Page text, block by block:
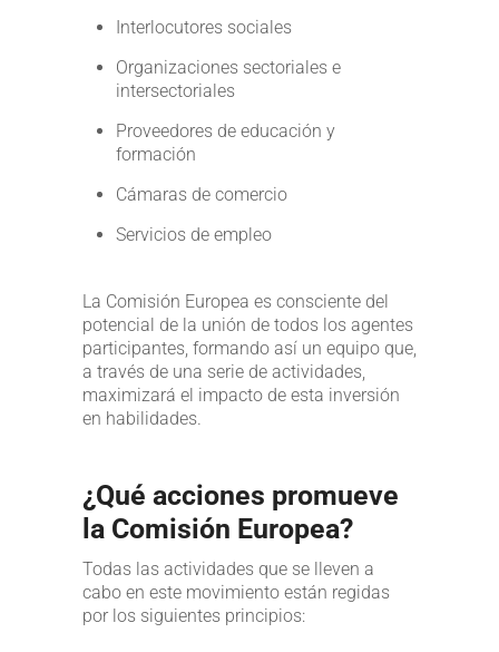
Interlocutores sociales
Organizaciones sectoriales e
intersectoriales
Proveedores de educación y
formación
Cámaras de comercio
Servicios de empleo
La Comisión Europea es consciente del
potencial de la unión de todos los agentes
participantes, formando así un equipo que,
a través de una serie de actividades,
maximizará el impacto de esta inversión
en habilidades.
¿Qué acciones promueve
la Comisión Europea?
Todas las actividades que se lleven a
cabo en este movimiento están regidas
por los siguientes principios: